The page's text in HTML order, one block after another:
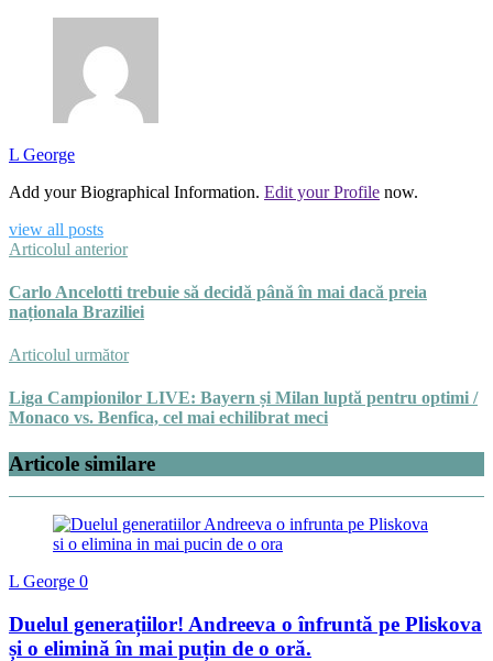
L George
Add your Biographical Information. Edit your Profile now.
view all posts
Articolul anterior
Carlo Ancelotti trebuie să decidă până în mai dacă preia
naționala Braziliei
Articolul următor
Liga Campionilor LIVE: Bayern și Milan luptă pentru optimi /
Monaco vs. Benfica, cel mai echilibrat meci
Articole similare
L George 0
Duelul generațiilor! Andreeva o înfruntă pe Pliskova
și o elimină în mai puțin de o oră.